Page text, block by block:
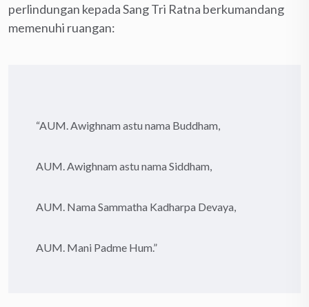
perlindungan kepada Sang Tri Ratna berkumandang
memenuhi ruangan:
“AUM. Awighnam astu nama Buddham,
AUM. Awighnam astu nama Siddham,
AUM. Nama Sammatha Kadharpa Devaya,
AUM. Mani Padme Hum.”